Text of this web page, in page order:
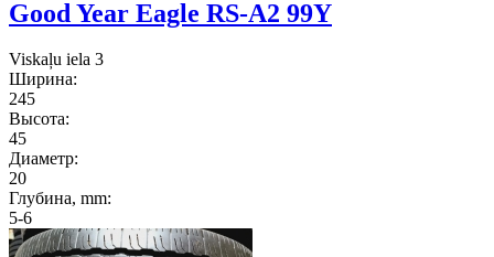
Good Year Eagle RS-A2 99Y
Viskaļu iela 3
Ширина:
245
Высота:
45
Диаметр:
20
Глубина, mm:
5-6